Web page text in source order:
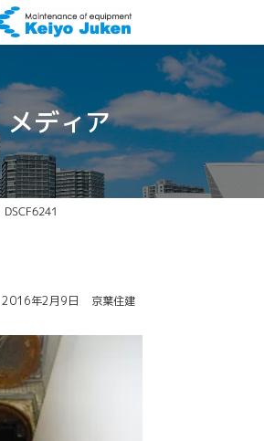
メディア
DSCF6241
最
更
新
日
時
:
2016年2月9日 京葉住建